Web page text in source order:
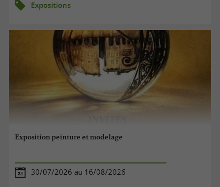
Expositions
Exposition peinture et modelage
30/07/2026 au 16/08/2026